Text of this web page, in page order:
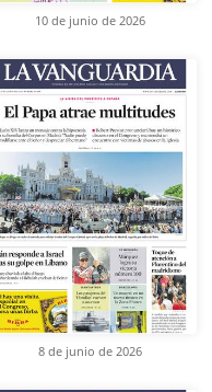
10 de junio de 2026
8 de junio de 2026